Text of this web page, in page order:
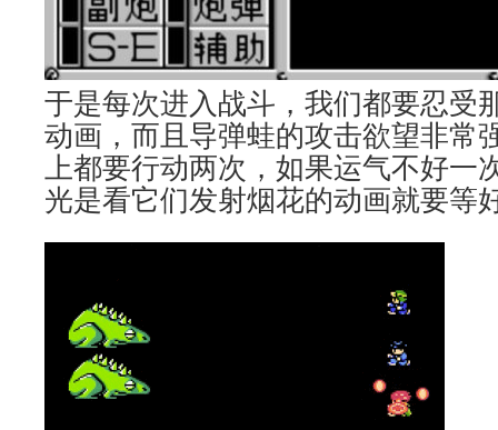
于是每次进入战斗，我们都要忍受
动画，而且导弹蛙的攻击欲望非常
上都要行动两次，如果运气不好一
光是看它们发射烟花的动画就要等